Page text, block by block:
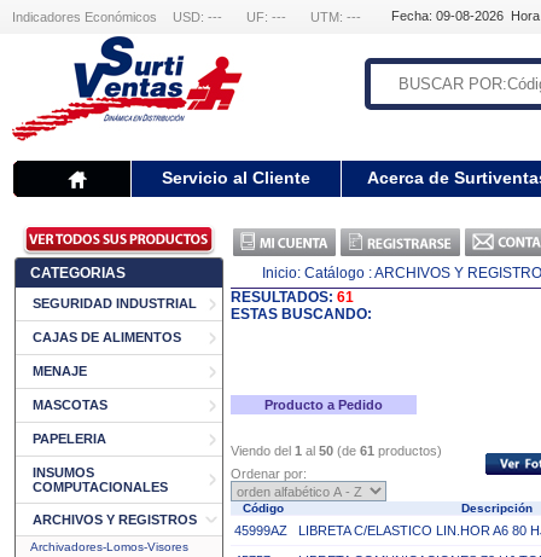
Indicadores Económicos USD: --- UF: --- UTM: --- Fecha: 09-08-2026
Servicio al Cliente Acerca de
CATEGORIAS
SEGURIDAD INDUSTRIAL
CAJAS DE ALIMENTOS
MENAJE
MASCOTAS
PAPELERIA
INSUMOS
COMPUTACIONALES
ARCHIVOS Y REGISTROS
Archivadores-Lomos-Visores
Inicio: Catálogo : ARCHIVOS Y
RESULTADOS: 61
ESTAS BUSCANDO:
Producto a Pedido
Viendo del 1 al 50 (de 61 productos)
Ordenar por:
Código Descripción
45999AZ LIBRETA C/ELASTICO LIN.HOR A6 80